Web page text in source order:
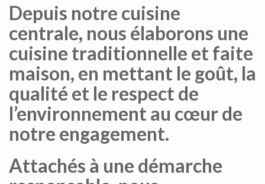
Depuis notre cuisine
centrale, nous élaborons une
cuisine traditionnelle et faite
maison, en mettant le goût, la
qualité et le respect de
l’environnement au cœur de
notre engagement.
Attachés à une démarche